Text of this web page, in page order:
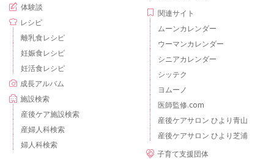
体験談
レシピ
離乳食レシピ
妊娠食レシピ
妊活食レシピ
成長アルバム
施設検索
産後ケア施設検索
産婦人科検索
婦人科検索
関連サイト
ムーンカレンダー
ウーマンカレンダー
シニアカレンダー
シッテク
ヨムーノ
医師監修.com
産後ケアサロン ひより青山
産後ケアサロン ひより芝浦
子育て支援団体